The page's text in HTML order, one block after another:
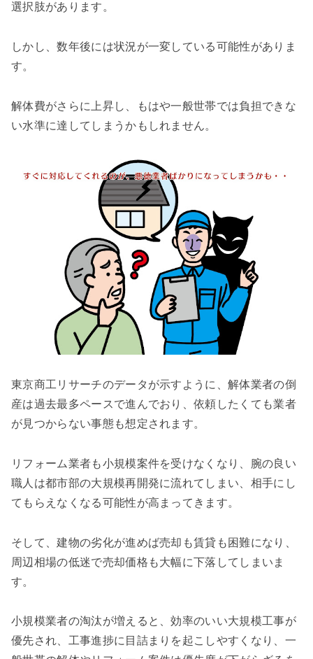
選択肢があります。
しかし、数年後には状況が一変している可能性がありま
す。
解体費がさらに上昇し、もはや一般世帯では負担できな
い水準に達してしまうかもしれません。
東京商工リサーチのデータが示すように、解体業者の倒
産は過去最多ペースで進んでおり、依頼したくても業者
が見つからない事態も想定されます。
リフォーム業者も小規模案件を受けなくなり、腕の良い
職人は都市部の大規模再開発に流れてしまい、相手にし
てもらえなくなる可能性が高まってきます。
そして、建物の劣化が進めば売却も賃貸も困難になり、
周辺相場の低迷で売却価格も大幅に下落してしまいま
す。
小規模業者の淘汰が増えると、効率のいい大規模工事が
優先され、工事進捗に目詰まりを起こしやすくなり、一